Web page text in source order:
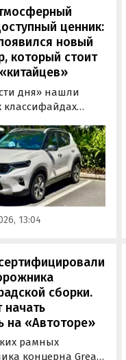
ценник:
новый
который стоит
дня» нашли
классифайдах
Kia Sonet. Это
Seltos, а
нам в основном из
автомобили
растаможкой и
для
учет в ГАИ.
13:04
сборки.
начать
на «Автоторе»
рамных
концерна Great